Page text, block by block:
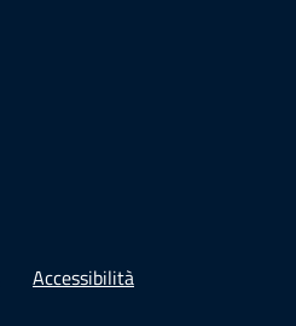
Accessibilità